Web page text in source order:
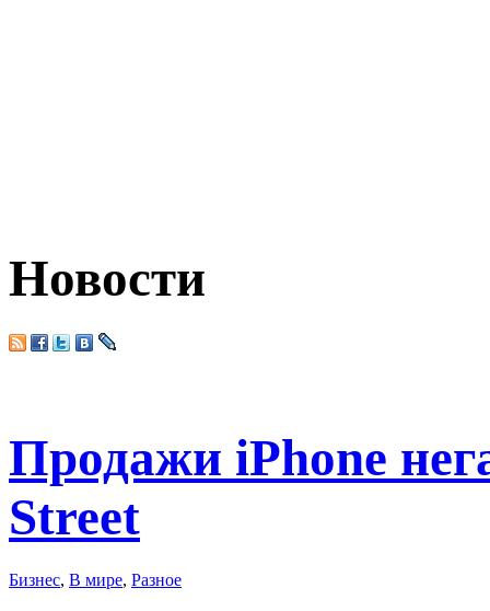
Новости
Продажи iPhone
Street
Бизнес, В мире, Разное